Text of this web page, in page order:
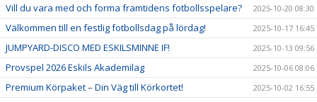
Vill du vara med och forma framtidens fotbollsspelare? 2025-10-20 08:30
Välkommen till en festlig fotbollsdag på lördag! 2025-10-17 16:45
JUMPYARD-DISCO MED ESKILSMINNE IF! 2025-10-13 09:56
Provspel 2026 Eskils Akademilag 2025-10-06 08:06
Premium Körpaket – Din Väg till Körkortet! 2025-10-02 16:55